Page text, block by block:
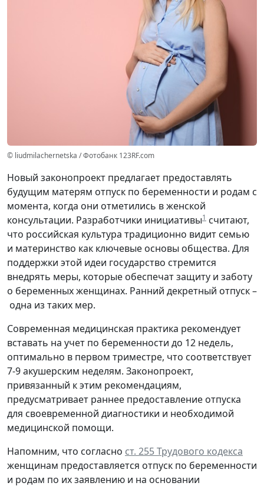
© liudmilachernetska / Фотобанк 123RF.com
Новый законопроект предлагает предоставлять
будущим матерям отпуск по беременности и родам с
момента, когда они отметились в женской
консультации. Разработчики инициативы1 считают,
что российская культура традиционно видит семью
и материнство как ключевые основы общества. Для
поддержки этой идеи государство стремится
внедрять меры, которые обеспечат защиту и заботу
о беременных женщинах. Ранний декретный отпуск –
одна из таких мер.
Современная медицинская практика рекомендует
вставать на учет по беременности до 12 недель,
оптимально в первом триместре, что соответствует
7-9 акушерским неделям. Законопроект,
привязанный к этим рекомендациям,
предусматривает раннее предоставление отпуска
для своевременной диагностики и необходимой
медицинской помощи.
Напомним, что согласно ст. 255 Трудового кодекса
женщинам предоставляется отпуск по беременности
и родам по их заявлению и на основании